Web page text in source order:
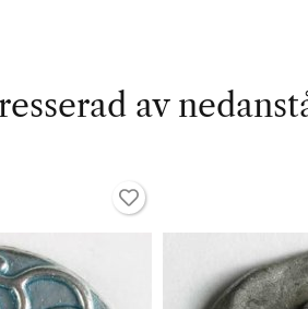
av